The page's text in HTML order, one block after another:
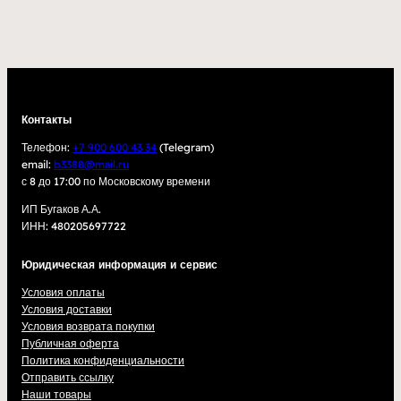
Контакты
Телефон: +7 900 600 43 34 (Telegram)
email: b3388@mail.ru
с 8 до 17:00 по Московскому времени
ИП Бугаков А.А.
ИНН: 480205697722
Юридическая информация и сервис
Условия оплаты
Условия доставки
Условия возврата покупки
Публичная оферта
Политика конфиденциальности
Отправить ссылку
Наши товары